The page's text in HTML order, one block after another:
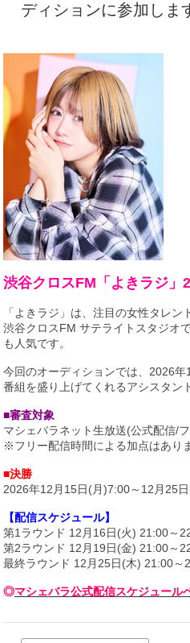
ディションに参加しま
渋谷クロスFM「よきラジ」
「よきラジ」は、注目の女性タレ
渋谷クロスFM サテライトスタジオ
も人気です。
今回のオーディションでは、2026年
番組を盛り上げてくれるアシスタン
■審査対象
マシェバラネット生放送(公式配信/
※フリー配信時間による加点はあり
■決勝
2026年12月15日(月)7:00～12月25
【配信スケジュール】
第1ラウンド 12月16日(火) 21:00～
第2ラウンド 12月19日(金) 21:00～
最終ラウンド 12月25日(木) 21:00～
◎マシェバラ公式配信スケジュール